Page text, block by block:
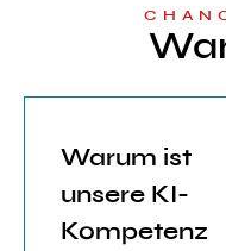
Warum ist
unsere KI-
Kompetenz